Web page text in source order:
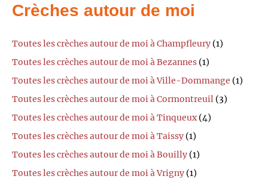
Crèches autour de moi
Toutes les crèches autour de moi à Champfleury (1)
Toutes les crèches autour de moi à Bezannes (1)
Toutes les crèches autour de moi à Ville-Dommange (1)
Toutes les crèches autour de moi à Cormontreuil (3)
Toutes les crèches autour de moi à Tinqueux(4)
Toutes les crèches autour de moi à Taissy (1)
Toutes les crèches autour de moi à Bouilly (1)
Toutes les crèches autour de moi à Vrigny (1)